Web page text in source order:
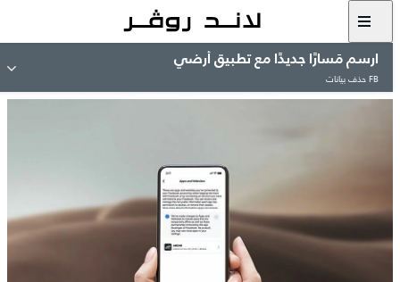
ارسم مَسارًا جديدًا مع تطبيق أرضي
FB حذف بيانات